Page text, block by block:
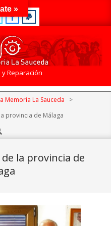
y Reparación
Memoria La Sauceda
>
provincia de Málaga
la provincia de
»